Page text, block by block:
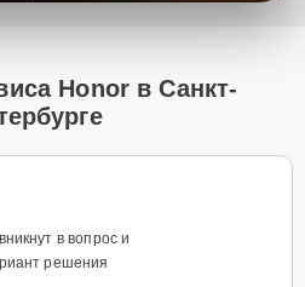
Honor в Санкт-
в вопрос и
решения